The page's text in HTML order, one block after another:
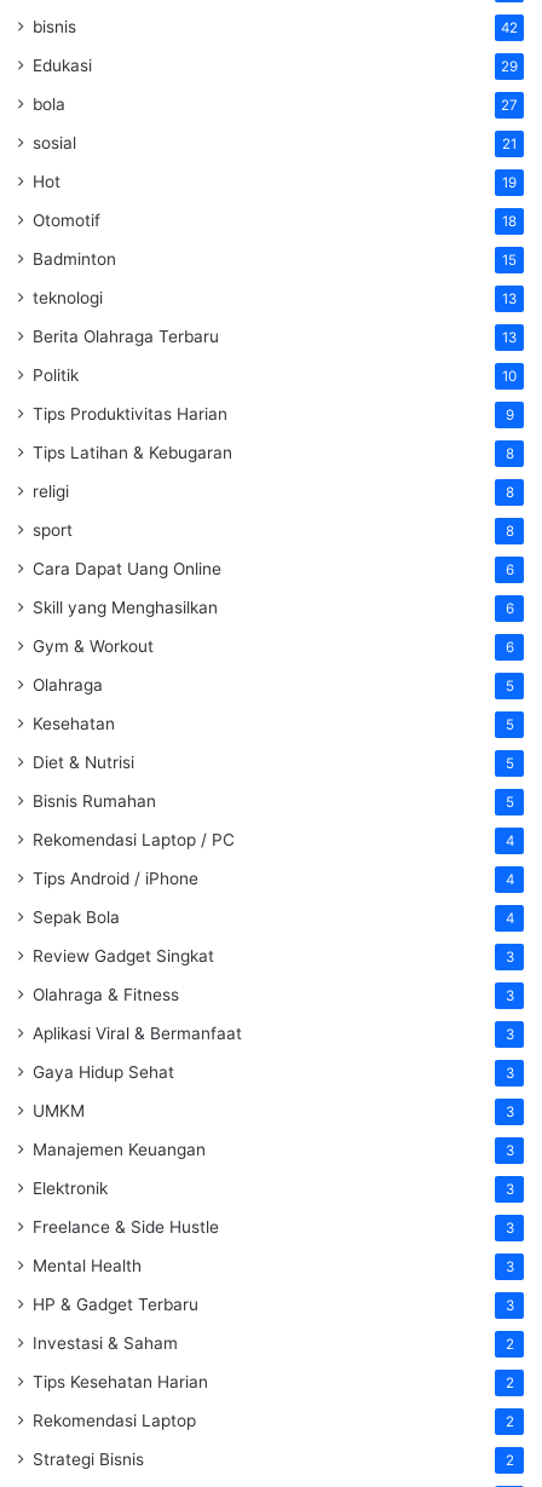
bisnis 42
Edukasi 29
bola 27
sosial 21
Hot 19
Otomotif 18
Badminton 15
teknologi 13
Berita Olahraga Terbaru 13
Politik 10
Tips Produktivitas Harian 9
Tips Latihan & Kebugaran 8
religi 8
sport 8
Cara Dapat Uang Online 6
Skill yang Menghasilkan 6
Gym & Workout 6
Olahraga 5
Kesehatan 5
Diet & Nutrisi 5
Bisnis Rumahan 5
Rekomendasi Laptop / PC 4
Tips Android / iPhone 4
Sepak Bola 4
Review Gadget Singkat 3
Olahraga & Fitness 3
Aplikasi Viral & Bermanfaat 3
Gaya Hidup Sehat 3
UMKM 3
Manajemen Keuangan 3
Elektronik 3
Freelance & Side Hustle 3
Mental Health 3
HP & Gadget Terbaru 3
Investasi & Saham 2
Tips Kesehatan Harian 2
Rekomendasi Laptop 2
Strategi Bisnis 2